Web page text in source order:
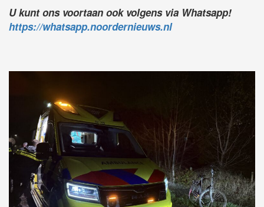
U kunt ons voortaan ook volgens via Whatsapp!
https://whatsapp.noordernieuws.nl